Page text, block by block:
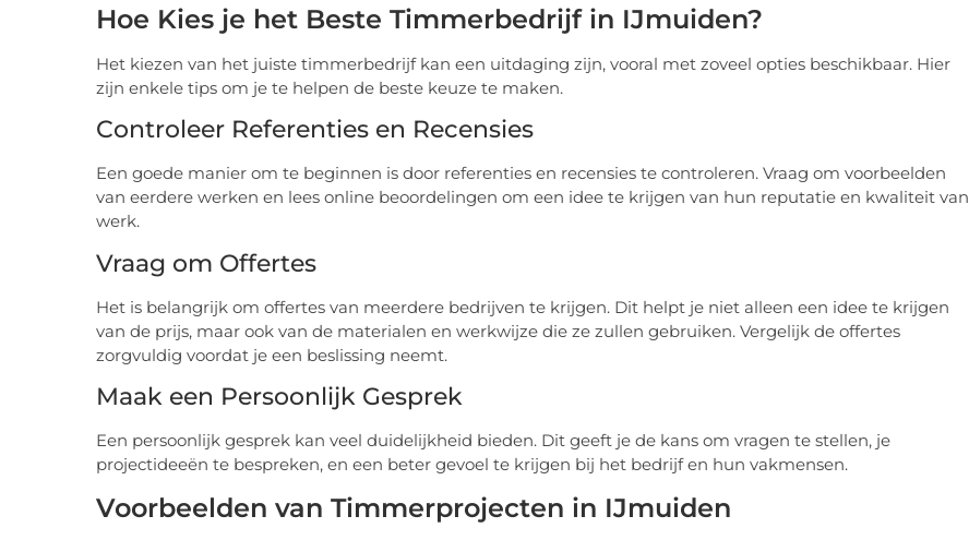
Hoe Kies je het Beste Timmerbedrijf in IJmuiden?
Het kiezen van het juiste timmerbedrijf kan een uitdaging zijn, vooral met zoveel opties beschikbaar. Hier
zijn enkele tips om je te helpen de beste keuze te maken.
Controleer Referenties en Recensies
Een goede manier om te beginnen is door referenties en recensies te controleren. Vraag om voorbeelden
van eerdere werken en lees online beoordelingen om een idee te krijgen van hun reputatie en kwaliteit van
werk.
Vraag om Offertes
Het is belangrijk om offertes van meerdere bedrijven te krijgen. Dit helpt je niet alleen een idee te krijgen
van de prijs, maar ook van de materialen en werkwijze die ze zullen gebruiken. Vergelijk de offertes
zorgvuldig voordat je een beslissing neemt.
Maak een Persoonlijk Gesprek
Een persoonlijk gesprek kan veel duidelijkheid bieden. Dit geeft je de kans om vragen te stellen, je
projectideeën te bespreken, en een beter gevoel te krijgen bij het bedrijf en hun vakmensen.
Voorbeelden van Timmerprojecten in IJmuiden